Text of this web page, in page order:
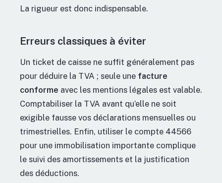
La rigueur est donc indispensable.
Erreurs classiques à éviter
Un ticket de caisse ne suffit généralement pas
pour déduire la TVA ; seule une facture
conforme avec les mentions légales est valable.
Comptabiliser la TVA avant qu’elle ne soit
exigible fausse vos déclarations mensuelles ou
trimestrielles. Enfin, utiliser le compte 44566
pour une immobilisation importante complique
le suivi des amortissements et la justification
des déductions.